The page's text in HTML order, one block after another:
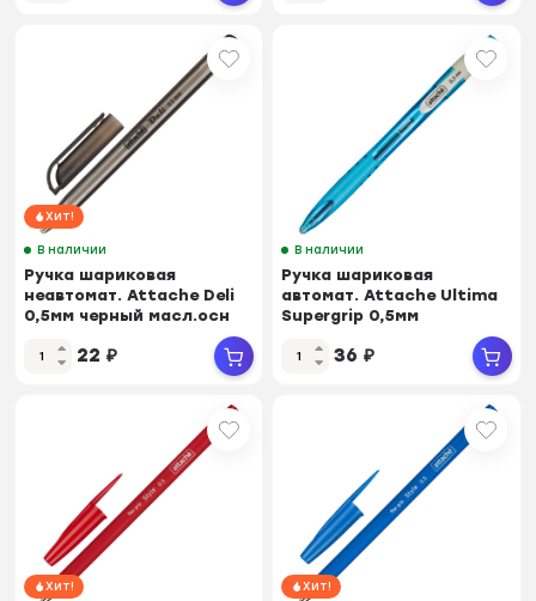
Хит!
В наличии
Ручка шариковая
неавтомат. Attache Deli
0,5мм черный масл.осн
22 ₽
В наличии
Ручка шариковая
автомат. Attache Ultima
Supergrip 0,5мм
36 ₽
Хит! Хит!